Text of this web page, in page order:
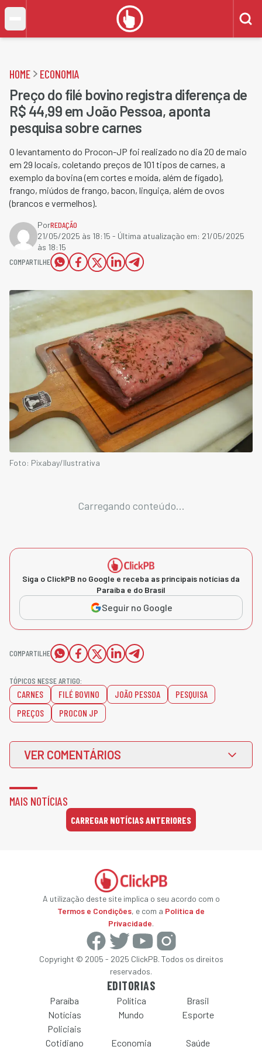
HOME ECONOMIA
Preço do filé bovino registra diferença de
R$ 44,99 em João Pessoa, aponta
pesquisa sobre carnes
O levantamento do Procon-JP foi realizado no dia 20 de maio
em 29 locais, coletando preços de 101 tipos de carnes, a
exemplo da bovina (em cortes e moída, além de fígado),
frango, miúdos de frango, bacon, linguiça, além de ovos
(brancos e vermelhos).
PorREDAÇÃO
21/05/2025 às 18:15 - Última atualização em: 21/05/2025
às 18:15
COMPARTILHE
Foto: Pixabay/Ilustrativa
Carregando conteúdo...
Siga o ClickPB no Google e receba as principais notícias da
Paraíba e do Brasil
Seguir no Google
COMPARTILHE
TÓPICOS NESSE ARTIGO:
CARNES FILÉ BOVINO JOÃO PESSOA
PESQUISA
PREÇOS
PROCON JP
VER COMENTÁRIOS
MAIS NOTÍCIAS
CARREGAR NOTÍCIAS ANTERIORES
A utilização deste site implica o seu acordo com o
Termos e Condições, e com a Política de
Privacidade.
Copyright © 2005 - 2025 ClickPB. Todos os direitos
reservados.
EDITORIAS
Paraíba Política
Brasil
Notícias
Policiais
Mundo Esporte
Cotidiano Economia Saúde